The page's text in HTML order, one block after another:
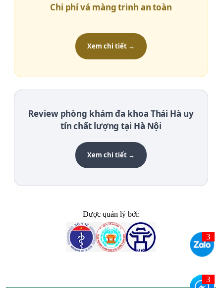
Chi phí vá màng trinh an toàn
Xem chi tiết →
Review phòng khám đa khoa Thái Hà uy
tín chất lượng tại Hà Nội
Xem chi tiết →
Được quản lý bởi: